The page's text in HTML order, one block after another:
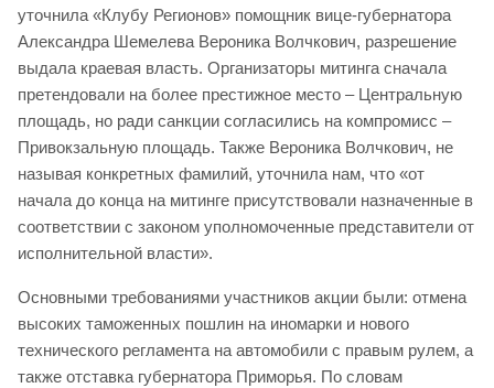
уточнила «Клубу Регионов» помощник вице-губернатора
Александра Шемелева Вероника Волчкович, разрешение
выдала краевая власть. Организаторы митинга сначала
претендовали на более престижное место – Центральную
площадь, но ради санкции согласились на компромисс –
Привокзальную площадь. Также Вероника Волчкович, не
называя конкретных фамилий, уточнила нам, что «от
начала до конца на митинге присутствовали назначенные в
соответствии с законом уполномоченные представители от
исполнительной власти».
Основными требованиями участников акции были: отмена
высоких таможенных пошлин на иномарки и нового
технического регламента на автомобили с правым рулем, а
также отставка губернатора Приморья. По словам